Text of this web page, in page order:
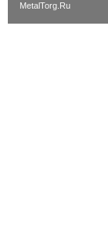
MetalTorg.Ru